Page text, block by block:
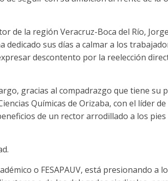
de la región Veracruz-Boca del Río,
sus días a calmar a los
descontento por la reelección
gracias al compadrazgo que tiene su
Químicas de Orizaba, con el líder de
de un rector arrodillado a los pies
o FESAPAUV, está presionando a